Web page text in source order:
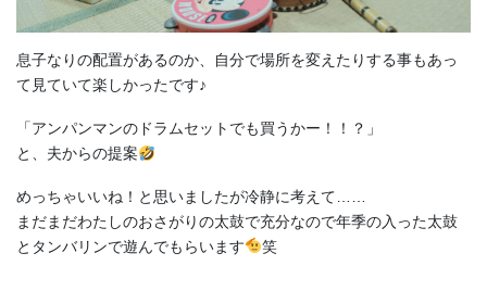
息子なりの配置があるのか、自分で場所を変えたりする事もあっ
て見ていて楽しかったです♪
「アンパンマンのドラムセットでも買うかー！！？」
と、夫からの提案
めっちゃいいね！と思いましたが冷静に考えて……
まだまだわたしのおさがりの太鼓で充分なので年季の入った太鼓
とタンバリンで遊んでもらいます
笑